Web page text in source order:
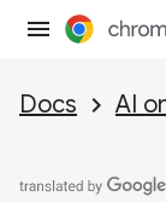
Docs AI